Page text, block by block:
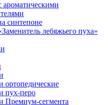
ароматическими
синтепоне
лебяжьего пуха»
ортопедические
пух-перо
Премиум-сегмента